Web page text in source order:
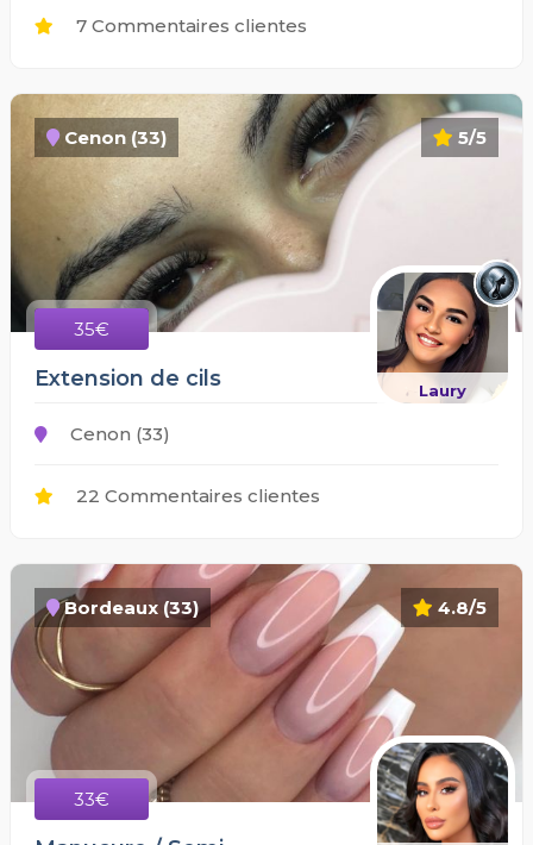
7 Commentaires clientes
5/5
Cenon (33)
35€
Laury
Extension de cils
Cenon (33)
22 Commentaires clientes
4.8/5
Bordeaux (33)
33€